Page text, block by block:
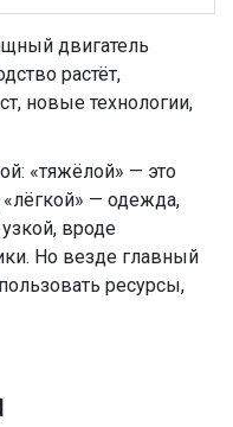
двигатель
растёт,
новые технологии,
«тяжёлой» — это
— одежда,
вроде
Но везде главный
ресурсы,